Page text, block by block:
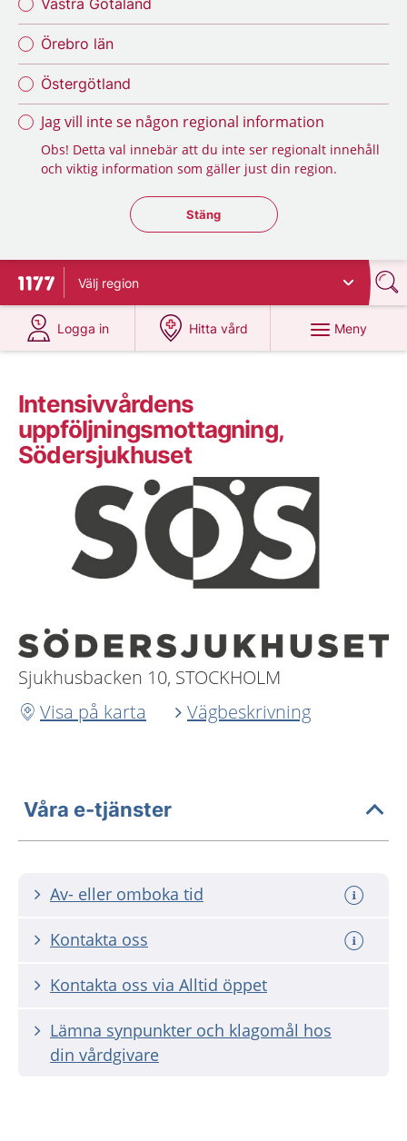
Västra Götaland
Örebro län
Östergötland
Jag vill inte se någon regional information
Obs! Detta val innebär att du inte ser regionalt innehåll
och viktig information som gäller just din region.
Stäng regionsväljaren
Stäng
Till startsidan för 1177
Välj region
Logga in
på 1177.se
Hitta vård
på 1177.se
Meny
Intensivvårdens
uppföljningsmottagning,
Södersjukhuset
Sjukhusbacken 10, STOCKHOLM
Visa på karta
Vägbeskrivning
Våra e-tjänster
Av- eller omboka tid
Kontakta oss
Kontakta oss via Alltid öppet
Lämna synpunkter och klagomål hos
din vårdgivare